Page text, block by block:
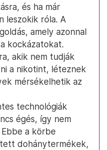
és ha már
leszokik róla. A
amely azonnal
kockázatokat.
akik nem tudják
a nikotint, léteznek
mérsékelhetik az
technológiák
égés, így nem
a körbe
dohánytermékek,